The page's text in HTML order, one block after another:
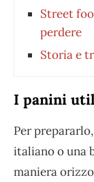
Street
perdere
Storia e
I panini
Per
italiano o una
maniera